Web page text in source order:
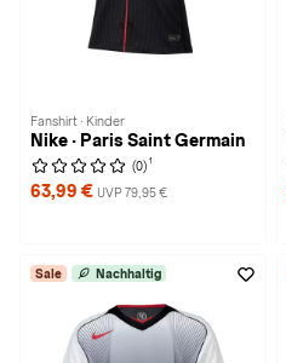
Fanshirt · Kinder
Nike · Paris Saint Germain
(0) 1
63,99 € UVP 79,95 €
Sale Nachhaltig